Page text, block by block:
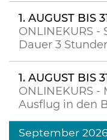
1. AUGUST BIS
ONLINEKURS
Dauer 3
1. AUGUST BIS
ONLINEKURS
Ausflug in den
September